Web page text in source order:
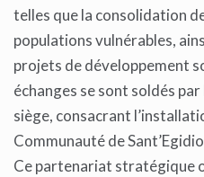
telles que la consolidation
populations vulnérables,
projets de développement
échanges se sont soldés
siège, consacrant
Communauté de
Ce partenariat stratégique